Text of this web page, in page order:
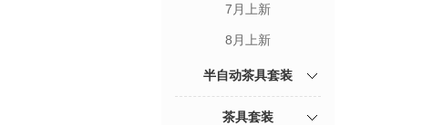
7月上新
8月上新
半自动茶具套装
茶具套装